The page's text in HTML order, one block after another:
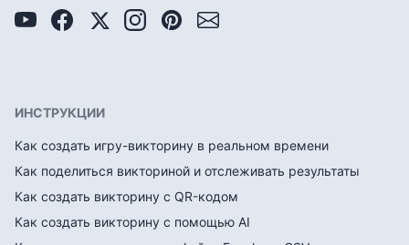
ИНСТРУКЦИИ
Как создать игру-викторину в реальном времени
Как поделиться викториной и отслеживать результаты
Как создать викторину с QR-кодом
Как создать викторину с помощью AI